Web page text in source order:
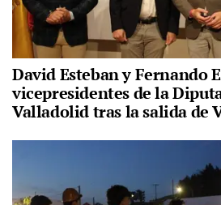
David Esteban y Fernando
vicepresidentes de la
Valladolid tras la salida de